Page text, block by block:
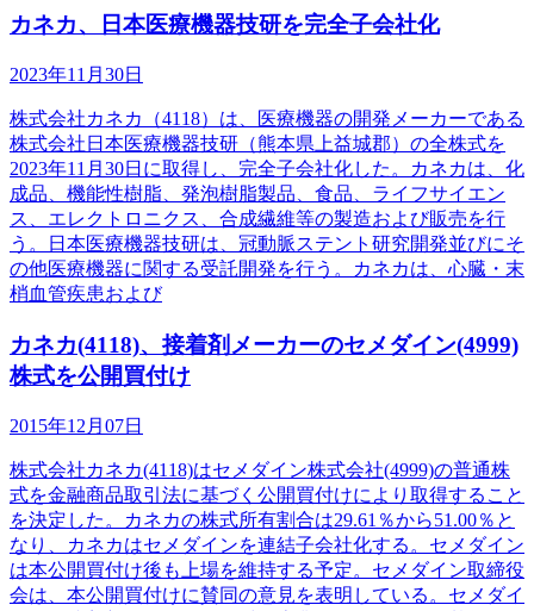
カネカ、日本医療機器技研を完全子会社化
2023年11月30日
株式会社カネカ（4118）は、医療機器の開発メーカーである
株式会社日本医療機器技研（熊本県上益城郡）の全株式を
2023年11月30日に取得し、完全子会社化した。カネカは、化
成品、機能性樹脂、発泡樹脂製品、食品、ライフサイエン
ス、エレクトロニクス、合成繊維等の製造および販売を行
う。日本医療機器技研は、冠動脈ステント研究開発並びにそ
の他医療機器に関する受託開発を行う。カネカは、心臓・末
梢血管疾患および
カネカ(4118)、接着剤メーカーのセメダイン(4999)
株式を公開買付け
2015年12月07日
株式会社カネカ(4118)はセメダイン株式会社(4999)の普通株
式を金融商品取引法に基づく公開買付けにより取得すること
を決定した。カネカの株式所有割合は29.61％から51.00％と
なり、カネカはセメダインを連結子会社化する。セメダイン
は本公開買付け後も上場を維持する予定。セメダイン取締役
会は、本公開買付けに賛同の意見を表明している。セメダイ